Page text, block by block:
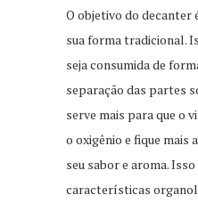
O objetivo do decanter
sua forma tradicional.
seja consumida de
separação das partes
serve mais para que o
o oxigênio e fique mais
seu sabor e aroma.
características